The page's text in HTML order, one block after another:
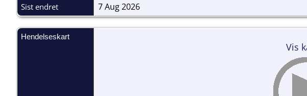
Sist endret 7 Aug 2026
Hendelseskart
Vis